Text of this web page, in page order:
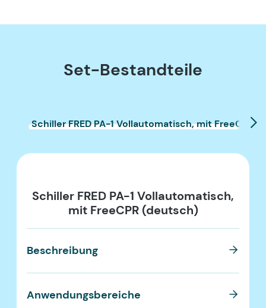
Set-Bestandteile
Schiller FRED PA-1 Vollautomatisch, mit FreeCPR
Schiller FRED PA-1 Vollautomatisch,
mit FreeCPR (deutsch)
Beschreibung
Anwendungsbereiche